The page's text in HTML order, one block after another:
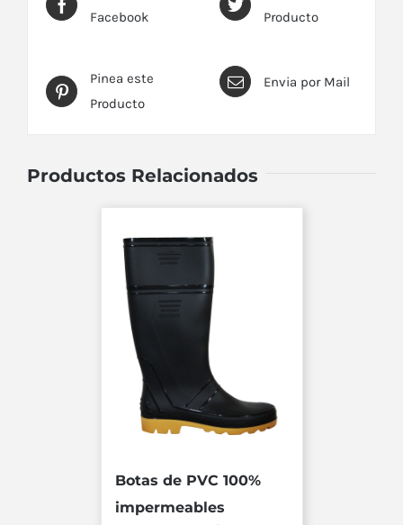
Facebook
Producto
Pinea este
Producto
Envia por Mail
Productos Relacionados
Botas de PVC 100%
impermeables